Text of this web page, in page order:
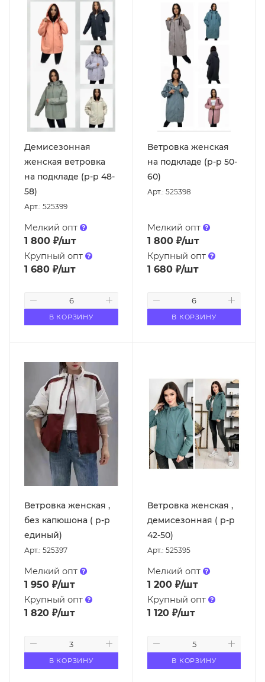
Демисезонная
женская ветровка
на подкладе (р-р 48-
58)
Арт.: 525399
Мелкий опт
1 800 ₽/шт
Крупный опт
1 680 ₽/шт
В КОРЗИНУ
Ветровка женская
на подкладе (р-р 50-
60)
Арт.: 525398
Мелкий опт
1 800₽/шт
Крупный опт
1 680₽/шт
В КОРЗИНУ
Ветровка женская ,
без капюшона ( р-р
единый)
Арт.: 525397
Мелкий опт
1 950 ₽/шт
Крупный опт
1 820 ₽/шт
В КОРЗИНУ
Ветровка женская ,
демисезонная ( р-р
42-50)
Арт.: 525395
Мелкий опт
1 200₽/шт
Крупный опт
1 120₽/шт
В КОРЗИНУ